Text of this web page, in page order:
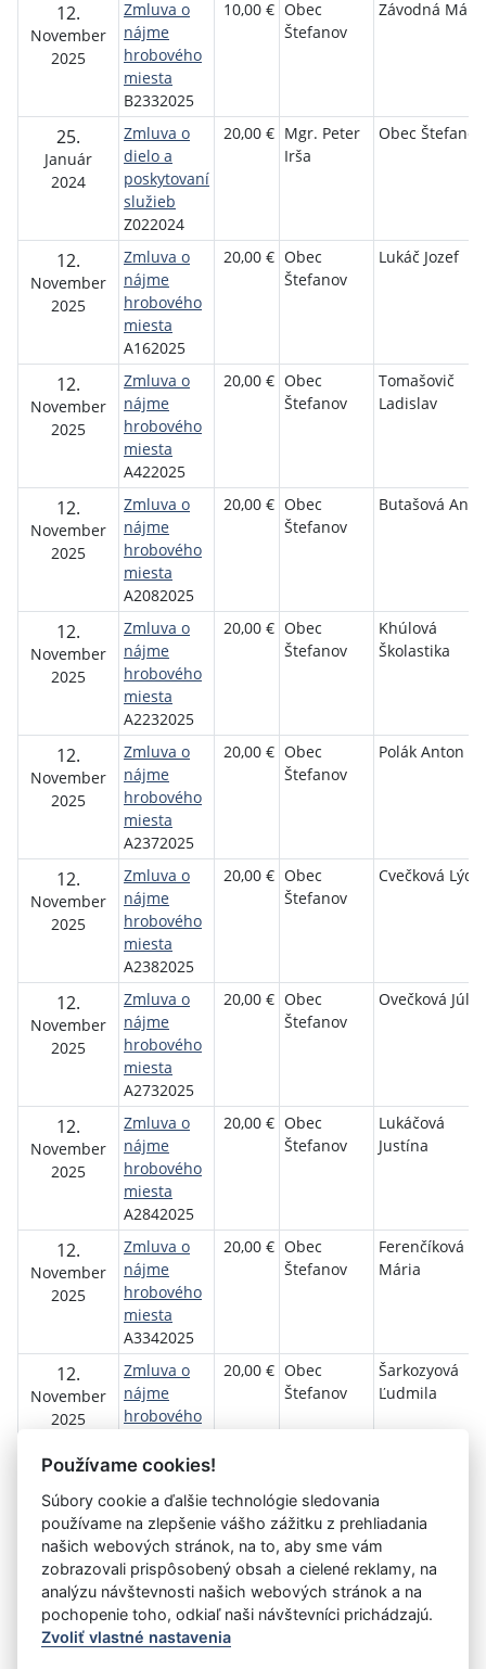
12.
November
2025
Zmluva o
nájme
hrobového
miesta
B2332025
10,00 € Obec
Štefanov
Závodná Mária
25.
Január
2024
Zmluva o
dielo a
poskytovaní
služieb
Z022024
20,00 € Mgr. Peter
Irša
Obec Štefanov
12.
November
2025
Zmluva o
nájme
hrobového
miesta
A162025
20,00 € Obec
Štefanov
Lukáč Jozef
12.
November
2025
Zmluva o
nájme
hrobového
miesta
A422025
20,00 € Obec
Štefanov
Tomašovič
Ladislav
12.
November
2025
Zmluva o
nájme
hrobového
miesta
A2082025
20,00 € Obec
Štefanov
Butašová Anna
12.
November
2025
Zmluva o
nájme
hrobového
miesta
A2232025
20,00 € Obec
Štefanov
Khúlová
Školastika
12.
November
2025
Zmluva o
nájme
hrobového
miesta
A2372025
20,00 € Obec
Štefanov
Polák Anton
12.
November
2025
Zmluva o
nájme
hrobového
miesta
A2382025
20,00 € Obec
Štefanov
Cvečková Lýdia
12.
November
2025
Zmluva o
nájme
hrobového
miesta
A2732025
20,00 € Obec
Štefanov
Ovečková Júlia
12.
November
2025
Zmluva o
nájme
hrobového
miesta
A2842025
20,00 € Obec
Štefanov
Lukáčová
Justína
12.
November
2025
Zmluva o
nájme
hrobového
miesta
A3342025
20,00 € Obec
Štefanov
Ferenčíková
Mária
12.
November
2025
Zmluva o
nájme
hrobového
A3542025
20,00 € Obec
Štefanov
Šarkozyová
Ľudmila
« 1 2 3Aktuálna
stránka
3
4 5 6 7 8 9
11
»
Používame cookies!
Súbory cookie a ďalšie technológie sledovania
používame na zlepšenie vášho zážitku z prehliadania
našich webových stránok, na to, aby sme vám
zobrazovali prispôsobený obsah a cielené reklamy, na
analýzu návštevnosti našich webových stránok a na
pochopenie toho, odkiaľ naši návštevníci prichádzajú.
Zvoliť vlastné nastavenia